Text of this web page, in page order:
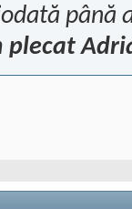
până
plecat